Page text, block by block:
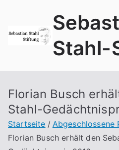
springen
Stahl-
Florian Busch
Stahl-
Startseite
Abgeschlossene
Florian Busch erhält den